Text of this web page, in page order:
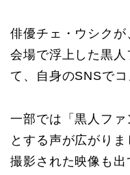
俳優チェ・ウシク
会場で浮上した黒
て、自身のSNSでコ
一部では「黒人ファ
とする声が広がり
撮影された映像も